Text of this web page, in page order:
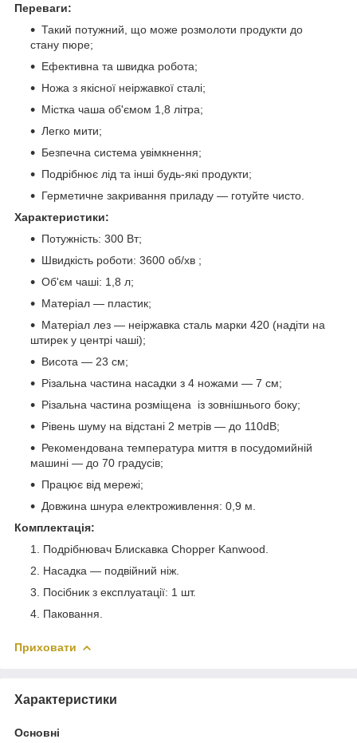
Переваги:
Такий потужний, що може розмолоти продукти до
стану пюре;
Ефективна та швидка робота;
Ножа з якісної неіржавкої сталі;
Містка чаша об'ємом 1,8 літра;
Легко мити;
Безпечна система увімкнення;
Подрібнює лід та інші будь-які продукти;
Герметичне закривання приладу — готуйте чисто.
Характеристики:
Потужність: 300 Вт;
Швидкість роботи: 3600 об/хв ;
Об'єм чаші: 1,8 л;
Матеріал — пластик;
Матеріал лез — неіржавка сталь марки 420 (надіти на
штирек у центрі чаші);
Висота — 23 см;
Різальна частина насадки з 4 ножами — 7 см;
Різальна частина розміщена із зовнішнього боку;
Рівень шуму на відстані 2 метрів — до 110dB;
Рекомендована температура миття в посудомийній
машині — до 70 градусів;
Працює від мережі;
Довжина шнура електроживлення: 0,9 м.
Комплектація:
Подрібнювач Блискавка Chopper Kanwood.
Насадка — подвійний ніж.
Посібник з експлуатації: 1 шт.
Паковання.
Приховати
Характеристики
Основні